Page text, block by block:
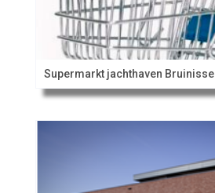
Supermarkt jachthaven Bruinisse